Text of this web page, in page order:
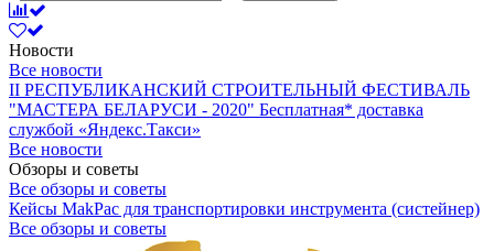
Новости
Все новости
II РЕСПУБЛИКАНСКИЙ СТРОИТЕЛЬНЫЙ ФЕСТИВАЛЬ
"МАСТЕРА БЕЛАРУСИ - 2020" Бесплатная* доставка
службой «Яндекс.Такси»
Все новости
Обзоры и советы
Все обзоры и советы
Кейсы MakPac для транспортировки инструмента (систейнер)
Все обзоры и советы